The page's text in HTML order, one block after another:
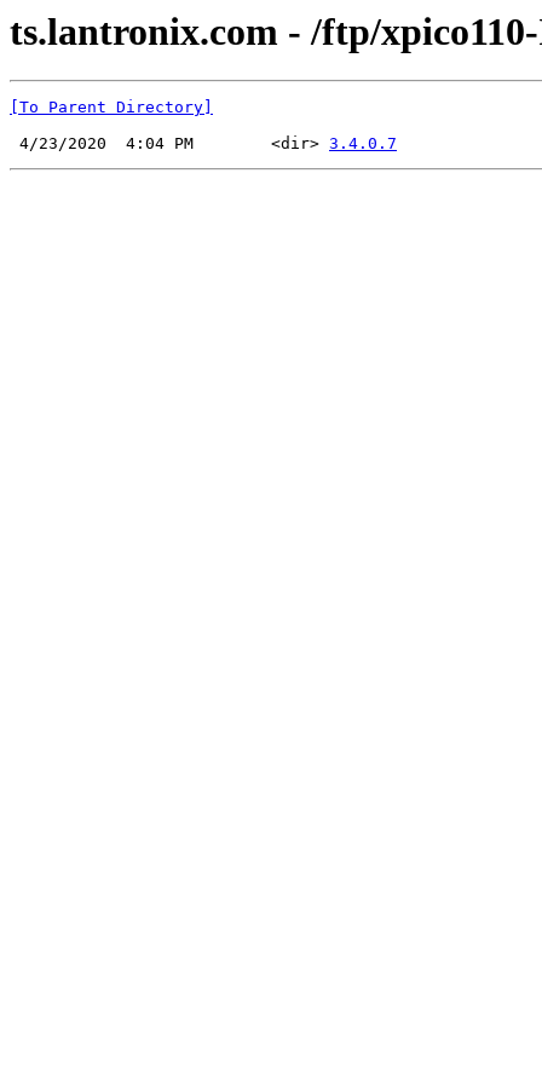
ts.lantronix.com - /ftp/
[To Parent Directory]
4/23/2020  4:04 PM        <dir> 3.4.0.7